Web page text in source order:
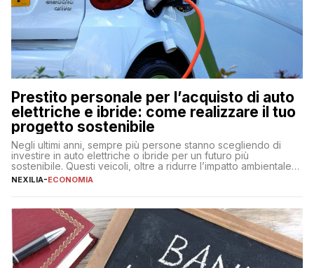
Prestito personale per l’acquisto di auto
elettriche e ibride: come realizzare il tuo
progetto sostenibile
Negli ultimi anni, sempre più persone stanno scegliendo di
investire in auto elettriche o ibride per un futuro più
sostenibile. Questi veicoli, oltre a ridurre l’impatto ambientale,
offrono vantaggi economici a lungo termine, come minori costi
fare se non […]
NEXILIA-ECONOMIA